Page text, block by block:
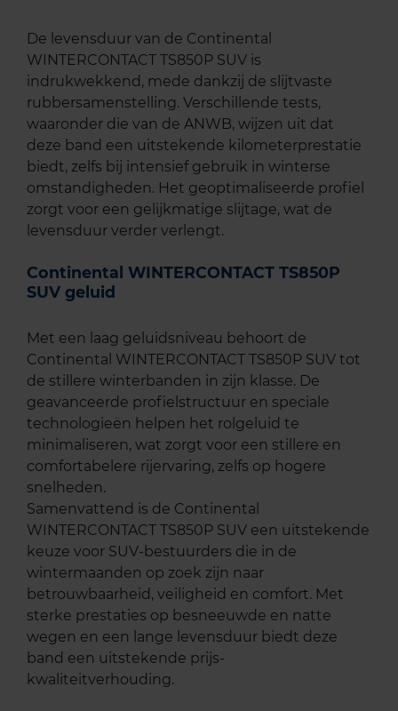
De levensduur van de Continental
WINTERCONTACT TS850P SUV is
indrukwekkend, mede dankzij de slijtvaste
rubbersamenstelling. Verschillende tests,
waaronder die van de ANWB, wijzen uit dat
deze band een uitstekende kilometerprestatie
biedt, zelfs bij intensief gebruik in winterse
omstandigheden. Het geoptimaliseerde profiel
zorgt voor een gelijkmatige slijtage, wat de
levensduur verder verlengt.
Continental WINTERCONTACT TS850P
SUV geluid
Met een laag geluidsniveau behoort de
Continental WINTERCONTACT TS850P SUV tot
de stillere winterbanden in zijn klasse. De
geavanceerde profielstructuur en speciale
technologieën helpen het rolgeluid te
minimaliseren, wat zorgt voor een stillere en
comfortabelere rijervaring, zelfs op hogere
snelheden.
Samenvattend is de Continental
WINTERCONTACT TS850P SUV een uitstekende
keuze voor SUV-bestuurders die in de
wintermaanden op zoek zijn naar
betrouwbaarheid, veiligheid en comfort. Met
sterke prestaties op besneeuwde en natte
wegen en een lange levensduur biedt deze
band een uitstekende prijs-
kwaliteitverhouding.